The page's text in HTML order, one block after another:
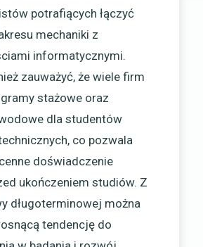
potrafiących łączyć
mechaniki z
informatycznymi.
zauważyć, że wiele firm
stażowe oraz
dla studentów
co pozwala
doświadczenie
ukończeniem studiów. Z
długoterminowej można
tendencję do